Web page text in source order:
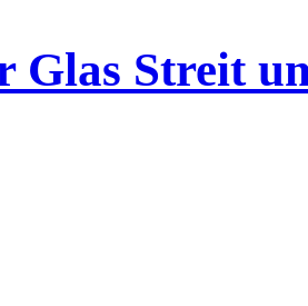
Glas Streit